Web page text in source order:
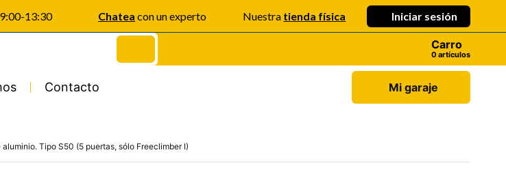
13:30 Chatea con un experto Nuestra tienda física Iniciar sesión
Carro
artículos
Contacto Mi garaje
Tipo S50 (5 puertas, sólo Freeclimber I)